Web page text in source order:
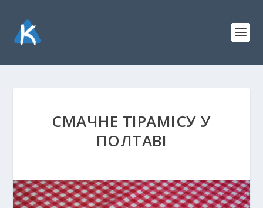
СМАЧНЕ ТІРАМІСУ У
ПОЛТАВІ